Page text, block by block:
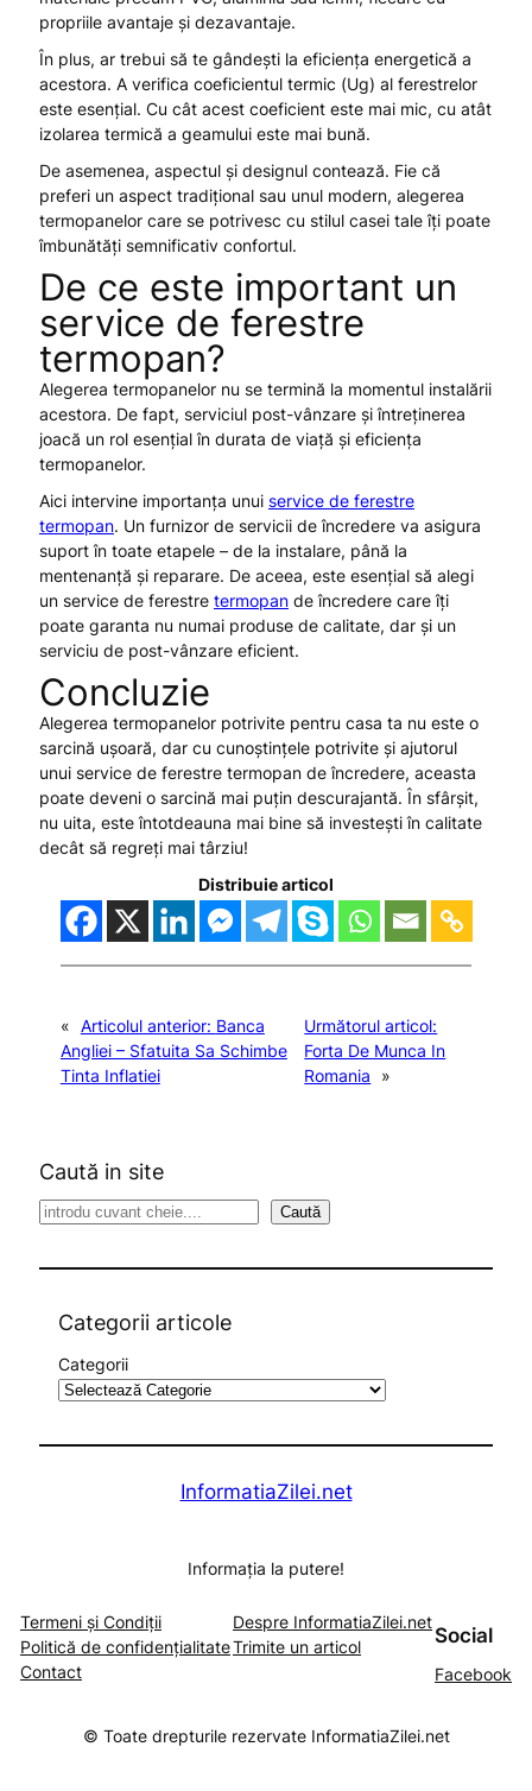
propriile avantaje și dezavantaje.
În plus, ar trebui să te gândești la eficiența energetică a
acestora. A verifica coeficientul termic (Ug) al ferestrelor
este esențial. Cu cât acest coeficient este mai mic, cu atât
izolarea termică a geamului este mai bună.
De asemenea, aspectul și designul contează. Fie că
preferi un aspect tradițional sau unul modern, alegerea
termopanelor care se potrivesc cu stilul casei tale îți poate
îmbunătăți semnificativ confortul.
De ce este important un
service de ferestre
termopan?
Alegerea termopanelor nu se termină la momentul instalării
acestora. De fapt, serviciul post-vânzare și întreținerea
joacă un rol esențial în durata de viață și eficiența
termopanelor.
Aici intervine importanța unui service de ferestre
termopan. Un furnizor de servicii de încredere va asigura
suport în toate etapele – de la instalare, până la
mentenanță și reparare. De aceea, este esențial să alegi
un service de ferestre termopande încredere care îți
poate garanta nu numai produse de calitate, dar și un
serviciu de post-vânzare eficient.
Concluzie
Alegerea termopanelor potrivite pentru casa ta nu este o
sarcină ușoară, dar cu cunoștințele potrivite și ajutorul
unui service de ferestre termopan de încredere, aceasta
poate deveni o sarcină mai puțin descurajantă. În sfârșit,
nu uita, este întotdeauna mai bine să investești în calitate
decât să regreți mai târziu!
Distribuie articol
« Articolul anterior: Banca
Angliei – Sfatuita Sa Schimbe
Tinta Inflatiei
Următorul articol:
Forta De Munca In
Romania
»
Caută in site
S
Caută
Categorii articole
Categorii
InformatiaZilei.net
Informația la putere!
Termeni și Condiții
Politică de confidențialitate
Contact
Despre InformatiaZilei.net
Trimite un articol
Social
Facebook
© Toate drepturile rezervate InformatiaZilei.net